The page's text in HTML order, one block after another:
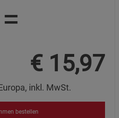
=
€ 15,97
inkl. MwSt.
bestellen